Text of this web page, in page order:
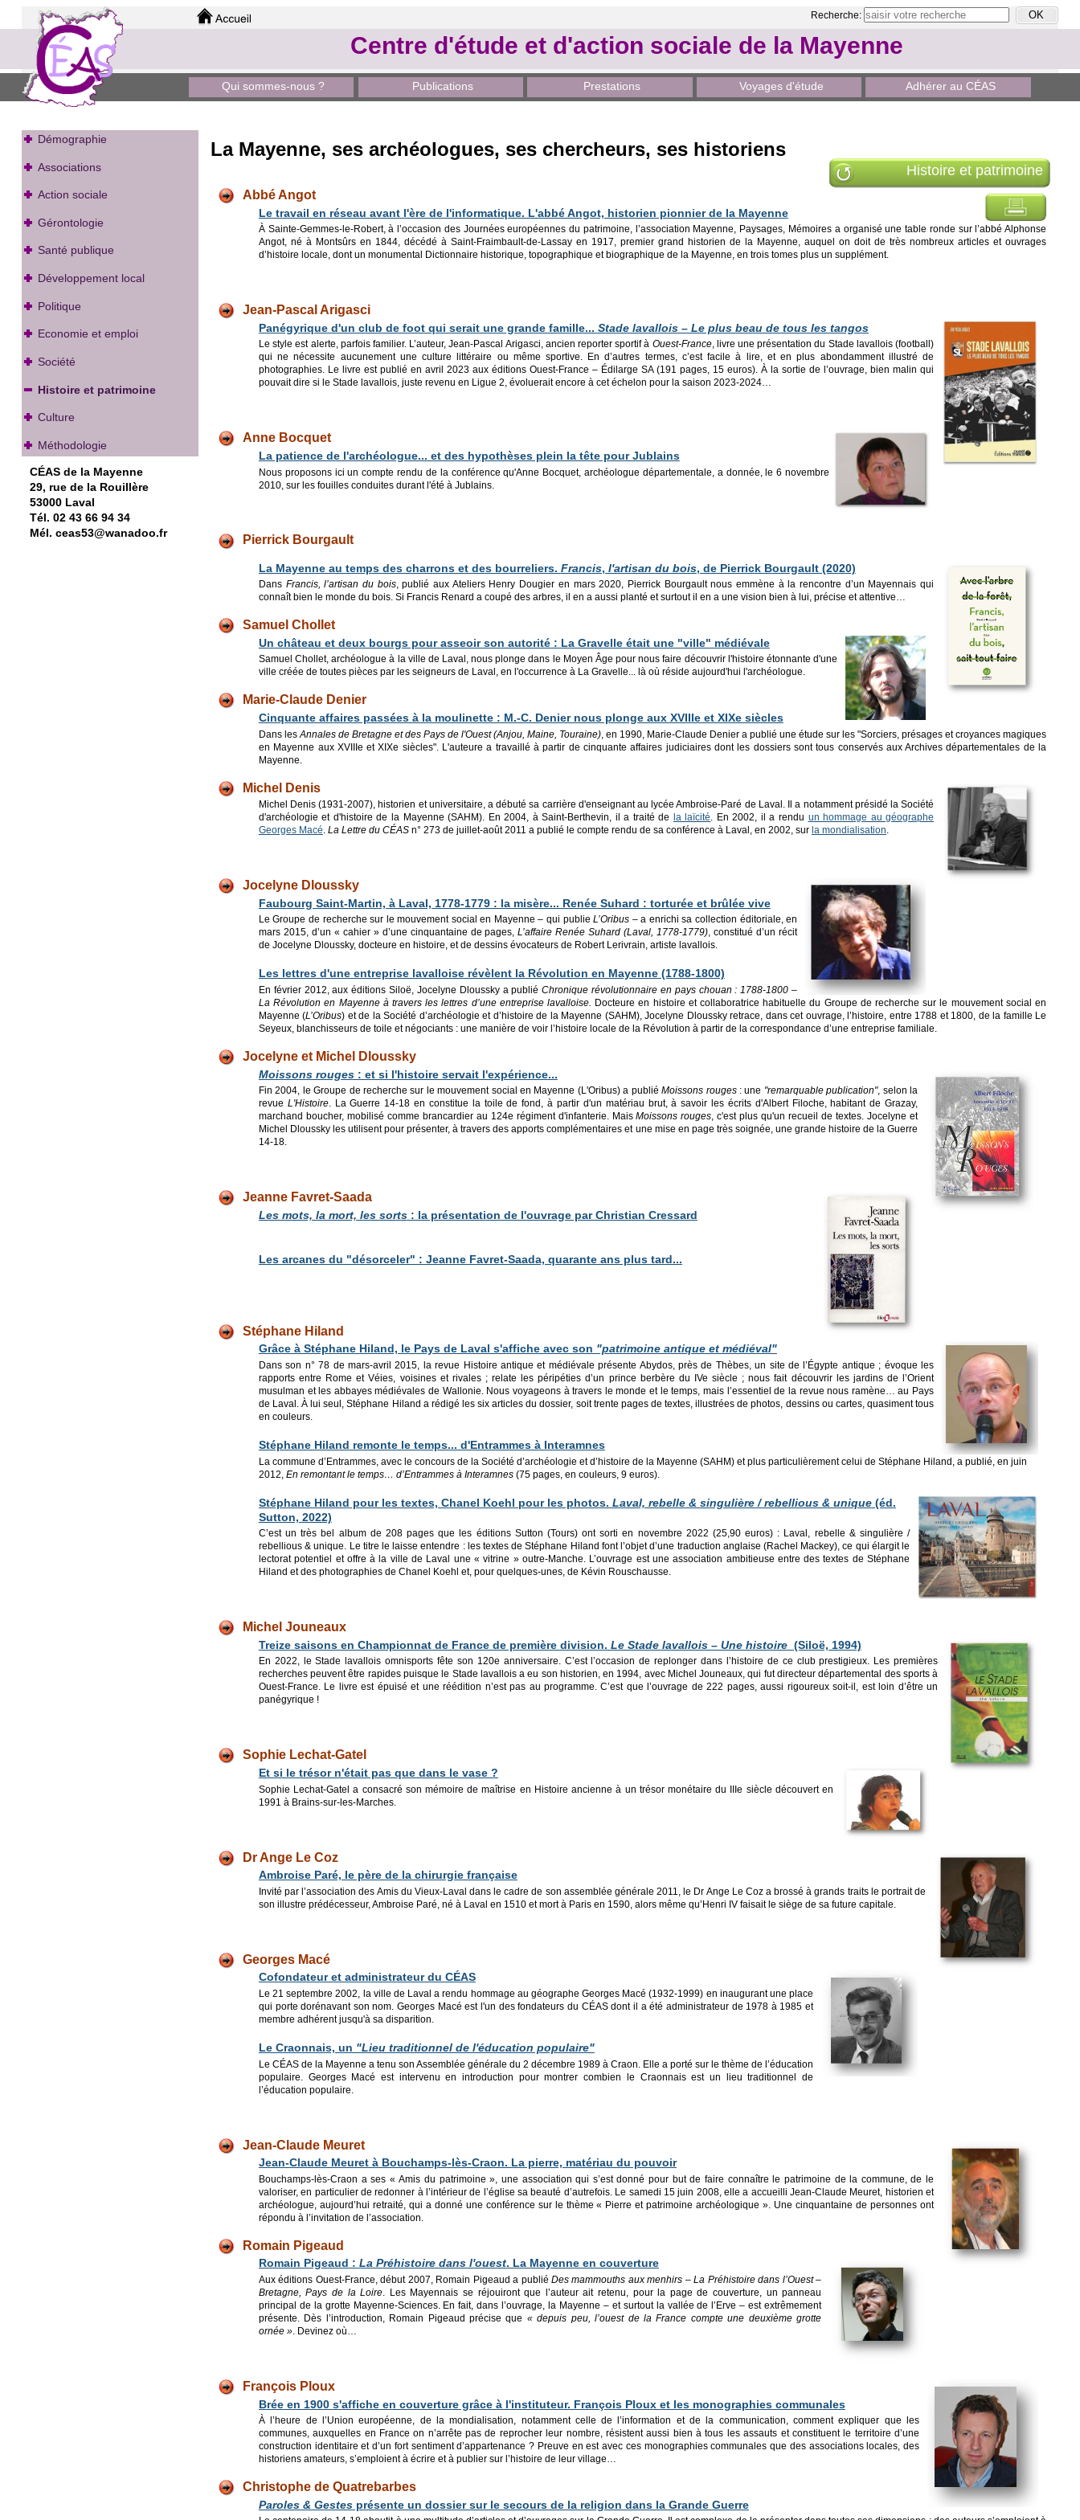
Recherche:
Centre d'étude et d'action sociale de la Mayenne
Qui sommes-nous ? Publications Prestations Voyages d'étude Adhérer au CÉAS
Démographie
Associations
Action sociale
Gérontologie
Santé publique
Développement local
Politique
Economie et emploi
Société
Histoire et patrimoine
Culture
Méthodologie
CÉAS de la Mayenne
29, rue de la Rouillère
53000 Laval
Tél. 02 43 66 94 34
Mél. ceas53@wanadoo.fr
Histoire et patrimoine
La Mayenne, ses archéologues, ses chercheurs, ses historiens
Abbé Angot
Le travail en réseau avant l'ère de l'informatique. L'abbé Angot, historien pionnier de la Mayenne
À Sainte-Gemmes-le-Robert, à l’occasion des Journées européennes du patrimoine, l’association Mayenne, Paysages, Mémoires a organisé une table ronde sur l’abbé Alphonse
Angot, né à Montsûrs en 1844, décédé à Saint-Fraimbault-de-Lassay en 1917, premier grand historien de la Mayenne, auquel on doit de très nombreux articles et ouvrages
d’histoire locale, dont un monumental Dictionnaire historique, topographique et biographique de la Mayenne, en trois tomes plus un supplément.
Jean-Pascal Arigasci
Panégyrique d'un club de foot qui serait une grande famille... Stade lavallois – Le plus beau de tous les tangos
Le style est alerte, parfois familier. L’auteur, Jean-Pascal Arigasci, ancien reporter sportif à Ouest-France, livre une présentation du Stade lavallois (football)
qui ne nécessite aucunement une culture littéraire ou même sportive. En d’autres termes, c’est facile à lire, et en plus abondamment illustré de
photographies. Le livre est publié en avril 2023 aux éditions Ouest-France – Édilarge SA (191 pages, 15 euros). À la sortie de l’ouvrage, bien malin qui
pouvait dire si le Stade lavallois, juste revenu en Ligue 2, évoluerait encore à cet échelon pour la saison 2023-2024…
Anne Bocquet
La patience de l'archéologue... et des hypothèses plein la tête pour Jublains
Nous proposons ici un compte rendu de la conférence qu'Anne Bocquet, archéologue départementale, a donnée, le 6 novembre
2010, sur les fouilles conduites durant l'été à Jublains.
Pierrick Bourgault
La Mayenne au temps des charrons et des bourreliers. Francis, l'artisan du bois, de Pierrick Bourgault (2020)
Dans Francis, l’artisan du bois, publié aux Ateliers Henry Dougier en mars 2020, Pierrick Bourgault nous emmène à la rencontre d’un Mayennais qui
connaît bien le monde du bois. Si Francis Renard a coupé des arbres, il en a aussi planté et surtout il en a une vision bien à lui, précise et attentive…
Samuel Chollet
Un château et deux bourgs pour asseoir son autorité : La Gravelle était une "ville" médiévale
Samuel Chollet, archéologue à la ville de Laval, nous plonge dans le Moyen Âge pour nous faire découvrir l'histoire étonnante d'une
ville créée de toutes pièces par les seigneurs de Laval, en l'occurrence à La Gravelle... là où réside aujourd'hui l'archéologue.
Marie-Claude Denier
Cinquante affaires passées à la moulinette : M.-C. Denier nous plonge aux XVIIIe et XIXe siècles
Dans les Annales de Bretagne et des Pays de l'Ouest (Anjou, Maine, Touraine) , en 1990, Marie-Claude Denier a publié une étude sur les "Sorciers, présages et croyances magiques
en Mayenne aux XVIIIe et XIXe siècles". L'auteure a travaillé à partir de cinquante affaires judiciaires dont les dossiers sont tous conservés aux Archives départementales de la
Mayenne.
Michel Denis
Michel Denis (1931-2007), historien et universitaire, a débuté sa carrière d'enseignant au lycée Ambroise-Paré de Laval. Il a notamment présidé la Société
d'archéologie et d'histoire de la Mayenne (SAHM). En 2004, à Saint-Berthevin, il a traité de
la laïcité. En 2002, il a rendu un hommage au géographe
Georges Macé. La Lettre du CÉASn° 273 de juillet-août 2011 a publié le compte rendu de sa conférence à Laval, en 2002, sur la mondialisation.
Jocelyne Dloussky
Faubourg Saint-Martin, à Laval, 1778-1779 : la misère... Renée Suhard : torturée et brûlée vive
Le Groupe de recherche sur le mouvement social en Mayenne – qui publieL’Oribus – a enrichi sa collection éditoriale, en
mars 2015, d’un « cahier » d’une cinquantaine de pages,L’affaire Renée Suhard (Laval, 1778-1779), constitué d’un récit
de Jocelyne Dloussky, docteure en histoire, et de dessins évocateurs de Robert Lerivrain, artiste lavallois.
Les lettres d'une entreprise lavalloise révèlent la Révolution en Mayenne (1788-1800)
En février 2012, aux éditions Siloë, Jocelyne Dloussky a publiéChronique révolutionnaire en pays chouan : 1788-1800 –
La Révolution en Mayenne à travers les lettres d’une entreprise lavalloise. Docteure en histoire et collaboratrice habituelle du Groupe de recherche sur le mouvement social en
Mayenne (L’Oribus) et de la Société d’archéo­logie et d’histoire de la Mayenne (SAHM), Jocelyne Dloussky retrace, dans cet ouvrage, l’histoire, entre 1788 et 1800, de la famille Le
Seyeux, blan­chisseurs de toile et négociants : une manière de voir l’histoire locale de la Révolution à partir de la correspondance d’une entreprise familiale.
Jocelyne et Michel Dloussky
Moissons rouges: et si l'histoire servait l'expérience...
Fin 2004, le Groupe de recherche sur le mouvement social en Mayenne (L'Oribus) a publiéMoissons rouges: une "remarquable publication", selon la
revue L'Histoire. La Guerre 14-18 en constitue la toile de fond, à partir d'un matériau brut, à savoir les écrits d'Albert Filoche, habitant de Grazay,
marchand boucher, mobilisé comme brancardier au 124e régiment d'infanterie. MaisMoissons rouges, c'est plus qu'un recueil de textes. Jocelyne et
Michel Dloussky les utilisent pour présenter, à travers des apports complémentaires et une mise en page très soignée, une grande histoire de la Guerre
14-18.
Jeanne Favret-Saada
Les mots, la mort, les sorts: la présentation de l'ouvrage par Christian Cressard
Les arcanes du "désorceler" : Jeanne Favret-Saada, quarante ans plus tard...
Stéphane Hiland
Grâce à Stéphane Hiland, le Pays de Laval s'affiche avec son "patrimoine antique et médiéval"
Dans son n° 78 de mars-avril 2015, la revue Histoire antique et médiévale présente Abydos, près de Thèbes, un site de l’Égypte antique ; évoque les
rapports entre Rome et Véies, voisines et rivales ; relate les péripéties d’un prince berbère du IVe siècle ; nous fait découvrir les jardins de l’Orient
musulman et les abbayes médiévales de Wallonie. Nous voyageons à travers le monde et le temps, mais l’essentiel de la revue nous ramène… au Pays
de Laval. À lui seul, Stéphane Hiland a rédigé les six articles du dossier, soit trente pages de textes, illustrées de photos, dessins ou cartes, quasiment tous
en couleurs.
Stéphane Hiland remonte le temps... d'Entrammes à Interamnes
La commune d’Entrammes, avec le concours de la Société d’archéologie et d’histoire de la Mayenne (SAHM) et plus particulièrement celui de Stéphane Hiland, a publié, en juin
2012, En remontant le temps… d’Entrammes à Interamnes(75 pages, en couleurs, 9 euros).
Stéphane Hiland pour les textes, Chanel Koehl pour les photos. Laval, rebelle & singulière / rebellious & unique(éd.
Sutton, 2022)
C’est un très bel album de 208 pages que les éditions Sutton (Tours) ont sorti en novembre 2022 (25,90 euros) : Laval, rebelle & singulière /
rebellious & unique. Le titre le laisse entendre : les textes de Stéphane Hiland font l’objet d’une traduction anglaise (Rachel Mackey), ce qui élargit le
lectorat potentiel et offre à la ville de Laval une « vitrine » outre-Manche. L’ouvrage est une association ambitieuse entre des textes de Stéphane
Hiland et des photographies de Chanel Koehl et, pour quelques-unes, de Kévin Rouschausse.
Michel Jouneaux
Treize saisons en Championnat de France de première division. Le Stade lavallois – Une histoire(Siloë, 1994)
En 2022, le Stade lavallois omnisports fête son 120e anniversaire. C’est l’occasion de replonger dans l’histoire de ce club prestigieux. Les premières
recherches peuvent être rapides puisque le Stade lavallois a eu son historien, en 1994, avec Michel Jouneaux, qui fut directeur départemental des sports à
Ouest-France. Le livre est épuisé et une réédition n’est pas au programme. C’est que l’ouvrage de 222 pages, aussi rigoureux soit-il, est loin d’être un
panégyrique !
Sophie Lechat-Gatel
Et si le trésor n'était pas que dans le vase ?
Sophie Lechat-Gatel a consacré son mémoire de maîtrise en Histoire ancienne à un trésor monétaire du IIIe siècle découvert en
1991 à Brains-sur-les-Marches.
Dr Ange Le Coz
Ambroise Paré, le père de la chirurgie française
Invité par l’association des Amis du Vieux-Laval dans le cadre de son assemblée générale 2011, le Dr Ange Le Coz a brossé à grands traits le portrait de
son illustre prédécesseur, Ambroise Paré, né à Laval en 1510 et mort à Paris en 1590, alors même qu’Henri IV faisait le siège de sa future capitale.
Georges Macé
Cofondateur et administrateur du CÉAS
Le 21 septembre 2002, la ville de Laval a rendu hommage au géographe Georges Macé (1932-1999) en inaugurant une place
qui porte dorénavant son nom. Georges Macé est l'un des fondateurs du CÉAS dont il a été administrateur de 1978 à 1985 et
membre adhérent jusqu'à sa disparition.
Le Craonnais, un "Lieu traditionnel de l'éducation populaire"
Le CÉAS de la Mayenne a tenu son Assemblée générale du 2 décembre 1989 à Craon. Elle a porté sur le thème de l’éducation
populaire. Georges Macé est intervenu en introduction pour montrer combien le Craonnais est un lieu traditionnel de
l’éducation populaire.
Jean-Claude Meuret
Jean-Claude Meuret à Bouchamps-lès-Craon. La pierre, matériau du pouvoir
Bouchamps-lès-Craon a ses « Amis du patrimoine », une association qui s’est donné pour but de faire connaître le patrimoine de la commune, de le
valoriser, en particulier de redonner à l’intérieur de l’église sa beauté d’autrefois. Le samedi 15 juin 2008, elle a accueilli Jean-Claude Meuret, historien et
archéologue, aujourd’hui retraité, qui a donné une conférence sur le thème « Pierre et patrimoine archéologique ». Une cinquantaine de personnes ont
répondu à l’invitation de l’association.
Romain Pigeaud
Romain Pigeaud : La Préhistoire dans l'ouest. La Mayenne en couverture
Aux éditions Ouest-France, début 2007, Romain Pigeaud a publié Des mammouths aux menhirs – La Préhistoire dans l’Ouest –
Bretagne, Pays de la Loire. Les Mayennais se réjouiront que l’auteur ait retenu, pour la page de couverture, un panneau
principal de la grotte Mayenne-Sciences. En fait, dans l’ouvrage, la Mayenne – et surtout la vallée de l’Erve – est extrêmement
présente. Dès l’intro­duction, Romain Pigeaud précise que « depuis peu, l’ouest de la France compte une deuxième grotte
ornée ». Devinez où…
François Ploux
Brée en 1900 s'affiche en couverture grâce à l'instituteur. François Ploux et les monographies communales
À l’heure de l’Union européenne, de la mondialisation, notamment celle de l’information et de la communication, comment expliquer que les
communes, auxquelles en France on n’arrête pas de reprocher leur nombre, résistent aussi bien à tous les assauts et constituent le territoire d’une
construction identitaire et d’un fort sentiment d’appartenance ? Preuve en est avec ces monographies communales que des associations locales, des
historiens amateurs, s’emploient à écrire et à publier sur l’histoire de leur village…
Christophe de Quatrebarbes
Paroles & Gestesprésente un dossier sur le secours de la religion dans la Grande Guerre